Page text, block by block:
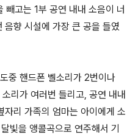
빼고는 1부 공연 내내 소음이 너
향 시설에 가장 큰 공을 들였
중 핸드폰 벨소리가 2번이나
리가 여러번 들리고, 공연 내내
리 가족의 엄마는 아이에게 소
빛을 앵콜곡으로 연주해서 기